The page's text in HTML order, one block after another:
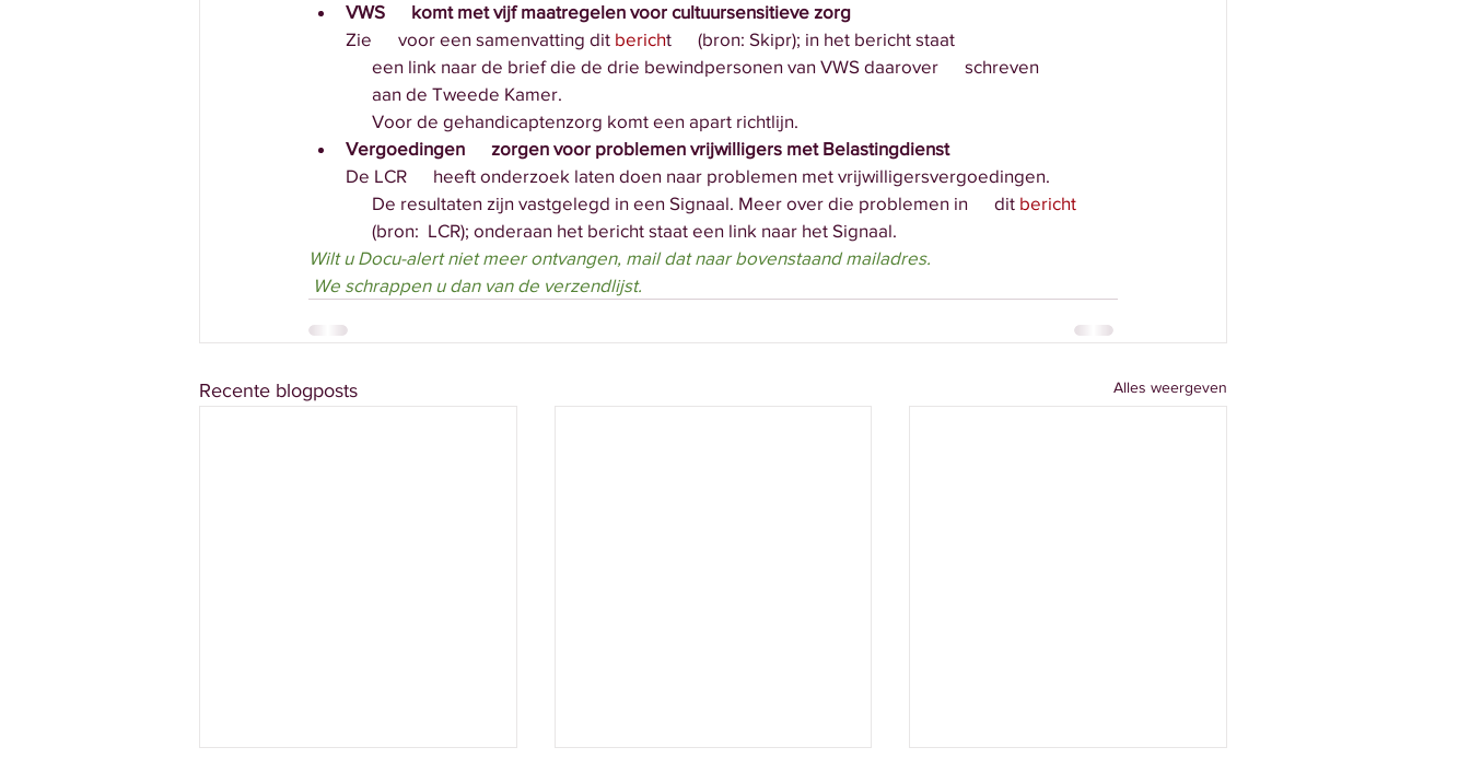
VWS      komt met vijf maatregelen voor cultuursensitieve zorg
Zie      voor een samenvatting dit bericht      (bron: Skipr); in het bericht staat
      een link naar de brief die de drie bewindpersonen van VWS daarover      schreven
      aan de Tweede Kamer.
      Voor de gehandicaptenzorg komt een apart richtlijn.
Vergoedingen      zorgen voor problemen vrijwilligers met Belastingdienst
De LCR      heeft onderzoek laten doen naar problemen met vrijwilligersvergoedingen.
      De resultaten zijn vastgelegd in een Signaal. Meer over die problemen in      dit
bericht
      (bron:  LCR); onderaan het bericht staat een link naar het Signaal.
Wilt u Docu-alert niet meer ontvangen, mail dat naar bovenstaand mailadres.
We schrappen u dan van de verzendlijst.
Recente blogposts Alles weergeven